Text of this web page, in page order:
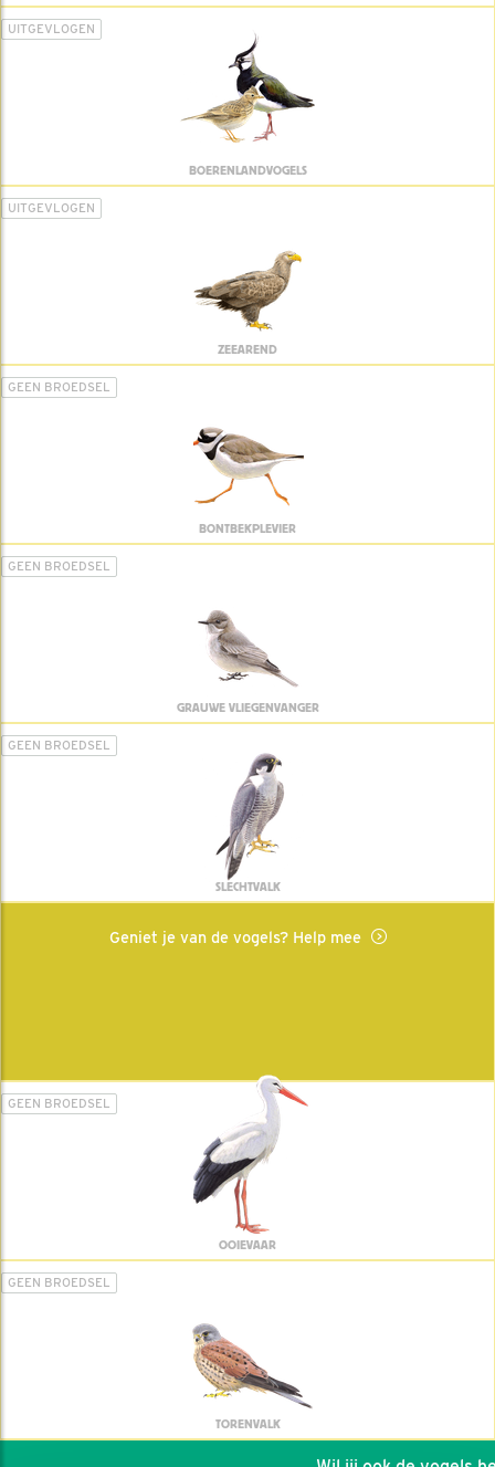
UITGEVLOGEN
BOERENLANDVOGELS
UITGEVLOGEN
ZEEAREND
GEEN BROEDSEL
BONTBEKPLEVIER
GEEN BROEDSEL
GRAUWE VLIEGENVANGER
GEEN BROEDSEL
SLECHTVALK
Geniet je van de vogels? Help mee
GEEN BROEDSEL
OOIEVAAR
GEEN BROEDSEL
TORENVALK